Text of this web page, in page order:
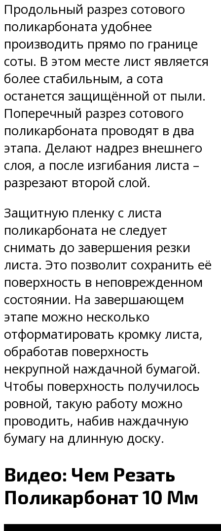
Продольный разрез сотового
поликарбоната удобнее
производить прямо по границе
соты. В этом месте лист является
более стабильным, а сота
останется защищённой от пыли.
Поперечный разрез сотового
поликарбоната проводят в два
этапа. Делают надрез внешнего
слоя, а после изгибания листа –
разрезают второй слой.
Защитную пленку с листа
поликарбоната не следует
снимать до завершения резки
листа. Это позволит сохранить её
поверхность в неповрежденном
состоянии. На завершающем
этапе можно несколько
отформатировать кромку листа,
обработав поверхность
некрупной наждачной бумагой.
Чтобы поверхность получилось
ровной, такую работу можно
проводить, набив наждачную
бумагу на длинную доску.
Видео: Чем Резать
Поликарбонат 10 Мм